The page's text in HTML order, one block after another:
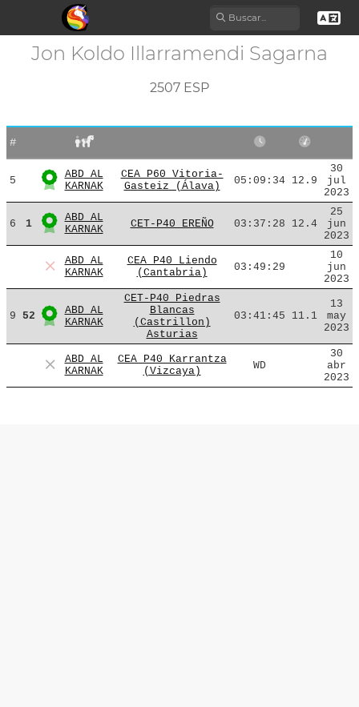
Jon Koldo Illarramendi Sagarna
2507 ESP
#
5
ABD AL
KARNAK
CEA P60 Vitoria-
Gasteiz (Álava)
05:09:34 12.9
30
jul
2023
6 1
ABD AL
KARNAK
CET-P40 EREÑO 03:37:28 12.4
25
jun
2023
ABD AL
KARNAK
CEA P40 Liendo
(Cantabria)
03:49:29
10
jun
2023
9 52
ABD AL
KARNAK
CET-P40 Piedras
Blancas
(Castrillon)
Asturias
03:41:45 11.1
13
may
2023
ABD AL
KARNAK
CEA P40 Karrantza
(Vizcaya)
WD
30
abr
2023